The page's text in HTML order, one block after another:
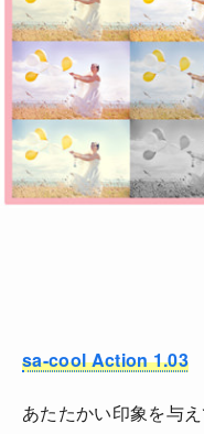
sa-cool Action 1.03
あたたかい印象を与